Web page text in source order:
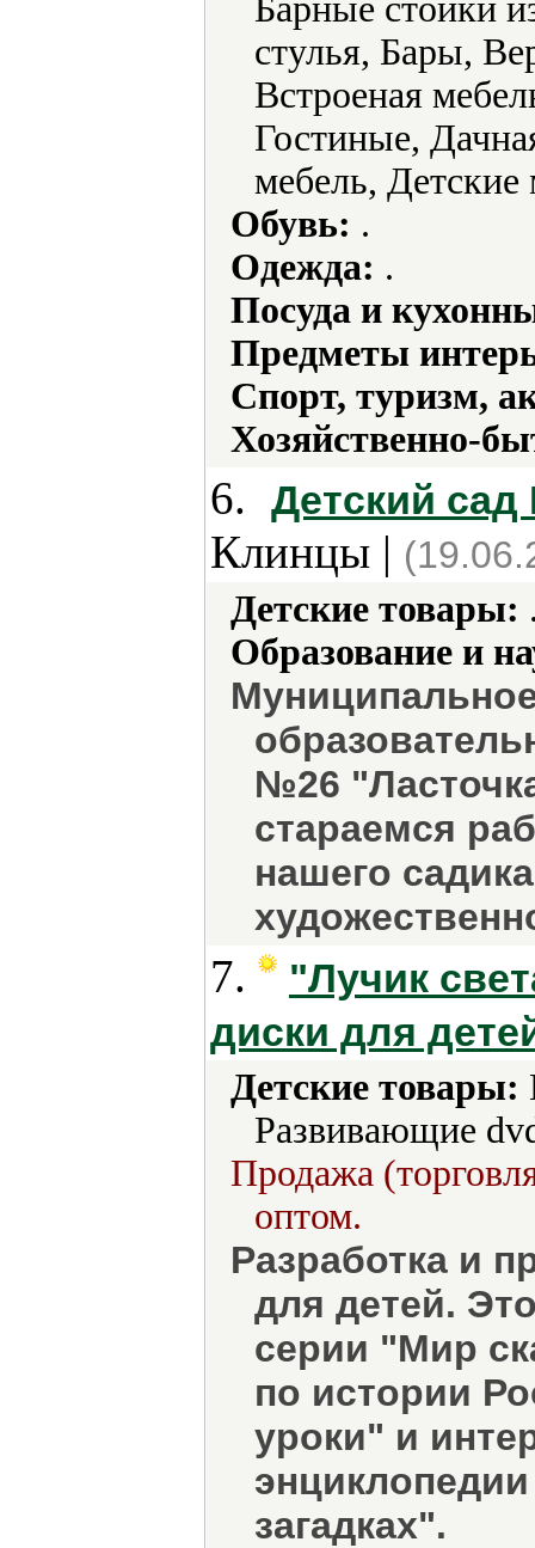
Барные стойки
стулья, Бары,
Встроеная
Гостиные,
мебель, Детские
Обувь: .
Одежда: .
Посуда и
Предметы
Спорт, туризм,
Хозяйственно-
6. Детский
Клинцы |
Детские товары:
Образование и
№26
стараемся
нашего
7.
"Лучик
диски для
Детские товары:
Развивающие
Продажа
оптом.
Разработка и
для детей.
серии "Мир
по истории
уроки" и
загадках".